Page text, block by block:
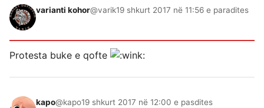
varianti kohor@varik19 shkurt 2017 në 11:56 e paradites
Protesta buke e qofte
kapo@kapo19 shkurt 2017 në 12:00 e pasdites